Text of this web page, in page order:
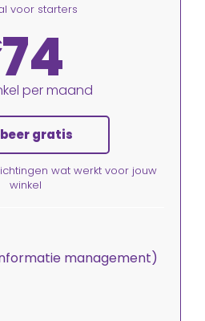
voor starters
74
per maand
gratis
wat werkt voor jouw
winkel
management)